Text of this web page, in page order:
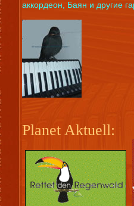
аккордеон, Баян и другие
Planet Aktuell: